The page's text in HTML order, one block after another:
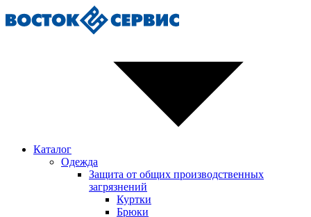
Каталог
Одежда
Защита от общих производственных
загрязнений
Куртки
Брюки